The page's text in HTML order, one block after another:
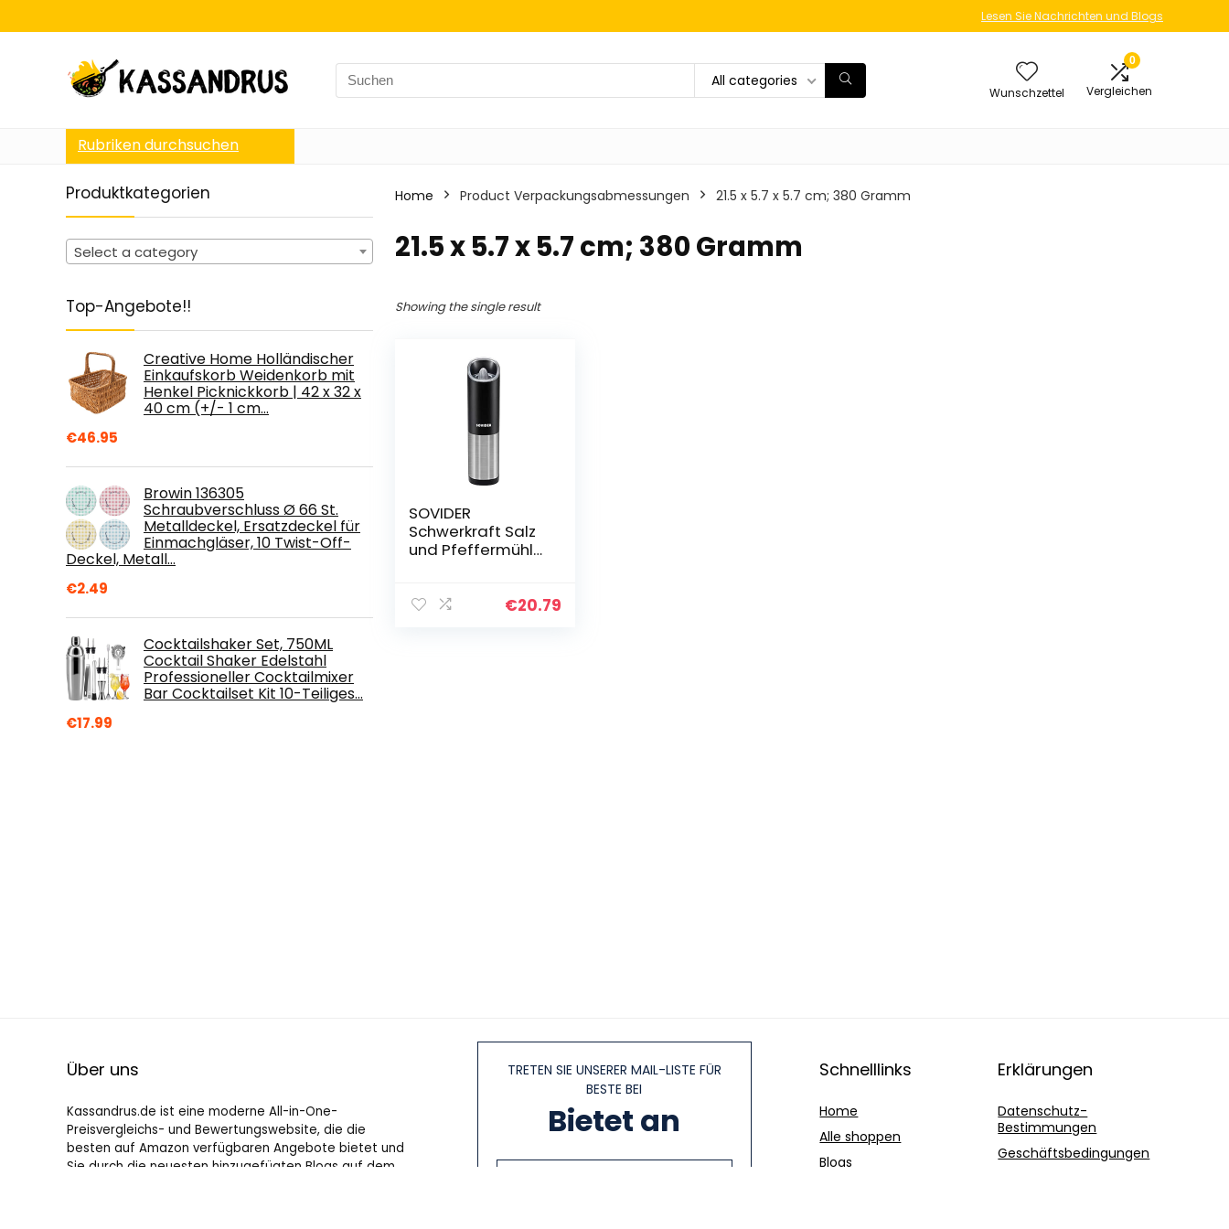
Lesen Sie Nachrichten und Blogs
Search
for:
All categories
Wunschzettel
0
Vergleichen
Rubriken durchsuchen
Produktkategorien
Select a category
Top-Angebote!!
Creative Home Holländischer
Einkaufskorb Weidenkorb mit
Henkel Picknickkorb | 42 x 32 x
40 cm (+/- 1 cm…
€46.95
Browin 136305
Schraubverschluss Ø 66 St.
Metalldeckel, Ersatzdeckel für
Einmachgläser, 10 Twist-Off-
Deckel, Metall…
€2.49
Cocktailshaker Set, 750ML
Cocktail Shaker Edelstahl
Professioneller Cocktailmixer
Bar Cocktailset Kit 10-Teiliges…
€17.99
Home Product Verpackungsabmessungen ‎21.5 x 5.7 x 5.7 cm; 380 Gramm
‎21.5 x 5.7 x 5.7 cm; 380 Gramm
Showing the single result
SOVIDER
Schwerkraft Salz
und Pfeffermühle
e Salz- und
€20.79
Über uns
Kassandrus.de ist eine moderne All-in-One-
Preisvergleichs- und Bewertungswebsite, die die
besten auf Amazon verfügbaren Angebote bietet und
Sie durch die neuesten hinzugefügten Blogs auf dem
TRETEN SIE UNSERER MAIL-LISTE FÜR
BESTE BEI
Bietet an
Schnelllinks
Home
Alle shoppen
Blogs
Erklärungen
Datenschutz-
Bestimmungen
Geschäftsbedingungen